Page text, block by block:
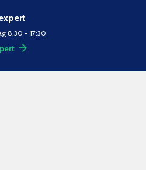
8.30 - 17:30